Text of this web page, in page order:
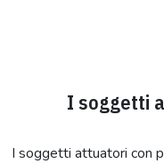
I soggetti
I soggetti attuatori con